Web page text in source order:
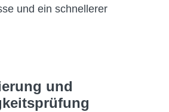
und ein schnellerer
und